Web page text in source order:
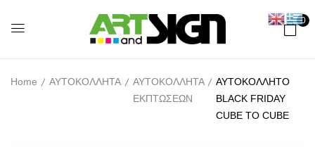
0
Home ΑΥΤΟΚΟΛΛΗΤΑ
ΑΥΤΟΚΟΛΛΗΤΑ
ΕΚΠΤΩΣΕΩΝ
ΑΥΤΟΚΟΛΛΗΤΟ
BLACK FRIDAY
CUBE TO CUBE